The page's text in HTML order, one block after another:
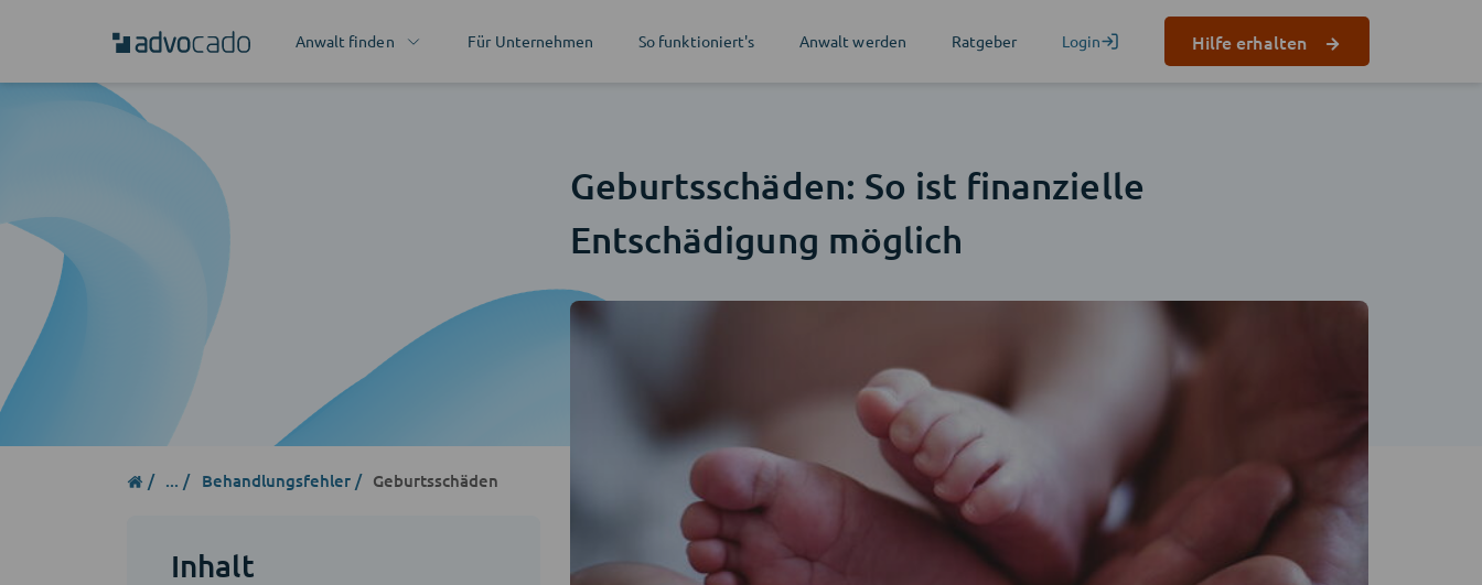
Anwalt finden Für Unternehmen So funktioniert's Anwalt werden Ratgeber Login Hilfe erhalten
... Behandlungsfehler Geburtsschäden
Inhalt
Geburtsschäden: So ist finanzielle
Entschädigung möglich